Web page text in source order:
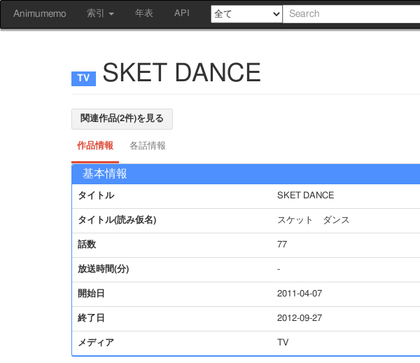
Animumemo 索引 年表 API
SKET DANCE
関連作品(2件)を見る
作品情報 各話情報
基本情報
タイトル SKET DANCE
タイトル(読み仮名) スケット ダンス
話数 77
放送時間(分) -
開始日 2011-04-07
終了日 2012-09-27
メディア TV